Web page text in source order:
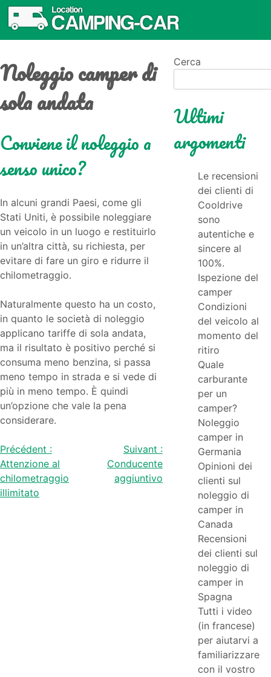
Noleggio camper di
sola andata
Conviene il noleggio a
senso unico?
In alcuni grandi Paesi, come gli
Stati Uniti, è possibile noleggiare
un veicolo in un luogo e restituirlo
in un’altra città, su richiesta, per
evitare di fare un giro e ridurre il
chilometraggio.
Naturalmente questo ha un costo,
in quanto le società di noleggio
applicano tariffe di sola andata,
ma il risultato è positivo perché si
consuma meno benzina, si passa
meno tempo in strada e si vede di
più in meno tempo. È quindi
un’opzione che vale la pena
considerare.
Navigazione
articoli
Précédent :
Attenzione al
chilometraggio
illimitato
Suivant :
Conducente
aggiuntivo
Cerca
Ultimi
argomenti
Le recensioni
dei clienti di
Cooldrive
sono
autentiche e
sincere al
100%.
Ispezione del
camper
Condizioni
del veicolo al
momento del
ritiro
Quale
carburante
per un
camper?
Noleggio
camper in
Germania
Opinioni dei
clienti sul
noleggio di
camper in
Canada
Recensioni
dei clienti sul
noleggio di
camper in
Spagna
Tutti i video
(in francese)
per aiutarvi a
familiarizzare
con il vostro